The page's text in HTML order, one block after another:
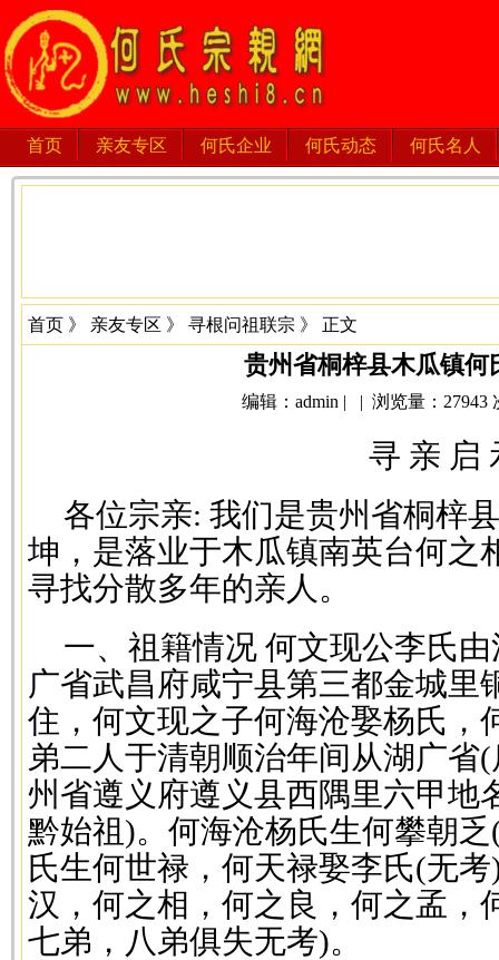
首页 亲友专区 何氏企业 何氏动态 何氏名人
首页 》 亲友专区 》 寻根问祖联宗 》 正文
贵州省桐梓县木瓜镇何
编辑：admin | | 浏览量：27943
寻 亲 启
各位宗亲: 我们是贵州省桐梓
坤，是落业于木瓜镇南英台何之
寻找分散多年的亲人。
一、祖籍情况 何文现公李氏
广省武昌府咸宁县第三都金城里
住，何文现之子何海沧娶杨氏，
弟二人于清朝顺治年间从湖广省
州省遵义府遵义县西隅里六甲地
黔始祖)。何海沧杨氏生何攀朝
氏生何世禄，何天禄娶李氏(无
汉，何之相，何之良，何之孟，
七弟，八弟俱失无考)。